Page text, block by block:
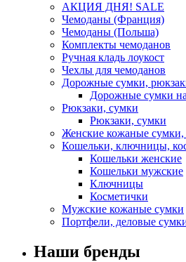
АКЦИЯ ДНЯ! SALE
Чемоданы (Франция)
Чемоданы (Польша)
Комплекты чемоданов
Ручная кладь лоукост
Чехлы для чемоданов
Дорожные сумки,
Дорожные сумки на
Рюкзаки, сумки
Рюкзаки, сумки
Женские кожаные сумки,
Кошельки, ключницы,
Кошельки женские
Кошельки мужские
Ключницы
Косметички
Мужские кожаные сумки
Портфели, деловые
Наши бренды